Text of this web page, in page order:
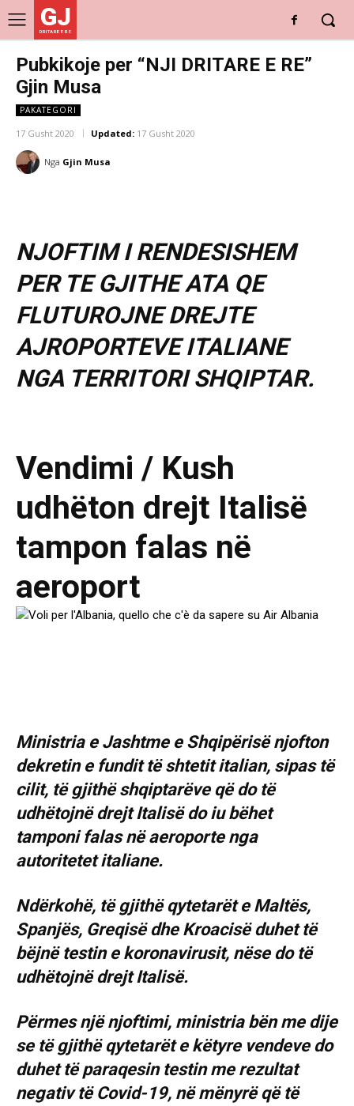
GJ
DRITARE E RE
Pubkikoje per “NJI DRITARE E RE”
Gjin Musa
PAKATEGORI
17 Gusht 2020 Updated: 17 Gusht 2020
Nga Gjin Musa
NJOFTIM I RENDESISHEM
PER TE GJITHE ATA QE
FLUTUROJNE DREJTE
AJROPORTEVE ITALIANE
NGA TERRITORI SHQIPTAR.
Vendimi / Kush
udhëton drejt Italisë
tampon falas në
aeroport
Ministria e Jashtme e Shqipërisë njofton
dekretin e fundit të shtetit italian, sipas të
cilit, të gjithë shqiptarëve që do të
udhëtojnë drejt Italisë do iu bëhet
tamponi falas në aeroporte nga
autoritetet italiane.
Ndërkohë, të gjithë qytetarët e Maltës,
Spanjës, Greqisë dhe Kroacisë duhet të
bëjnë testin e koronavirusit, nëse do të
udhëtojnë drejt Italisë.
Përmes një njoftimi, ministria bën me dije
se të gjithë qytetarët e këtyre vendeve do
duhet të paraqesin testin me rezultat
negativ të Covid-19, në mënyrë që të